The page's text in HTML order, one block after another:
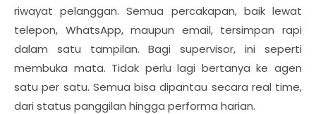
riwayat pelanggan. Semua percakapan, baik lewat
telepon, WhatsApp, maupun email, tersimpan rapi
dalam satu tampilan. Bagi supervisor, ini seperti
membuka mata. Tidak perlu lagi bertanya ke agen
satu per satu. Semua bisa dipantau secara real time,
dari status panggilan hingga performa harian.